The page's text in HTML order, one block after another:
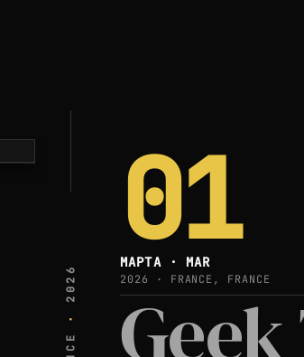
·
2026
01
МАРТА · MAR
2026 · FRANCE, FRANCE